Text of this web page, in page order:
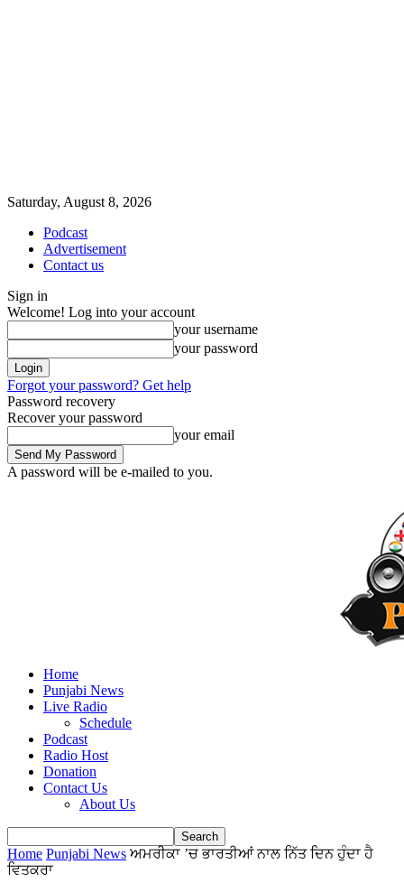
Saturday, August 8, 2026
Podcast
Advertisement
Contact us
Sign in
Welcome! Log into your account
your username
your password
Forgot your password? Get help
Password recovery
Recover your password
your email
A password will be e-mailed to you.
Home
Punjabi News
Live Radio
Schedule
Podcast
Radio Host
Donation
Contact Us
About Us
Home Punjabi News ਅਮਰੀਕਾ ’ਚ ਭਾਰਤੀਆਂ ਨਾਲ ਨਿੱਤ ਦਿਨ ਹੁੰਦਾ ਹੈ
ਵਿਤਕਰਾ